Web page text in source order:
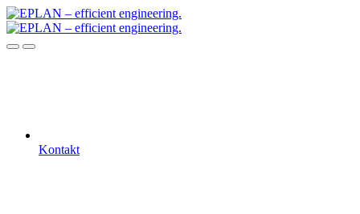
Kontakt